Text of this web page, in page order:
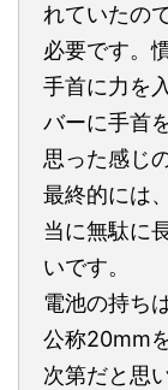
れていたの
必要です。
手首に力を
バーに手首
思った感じ
最終的には
当に無駄に
いです。
電池の持ち
公称20mm
次第だと思